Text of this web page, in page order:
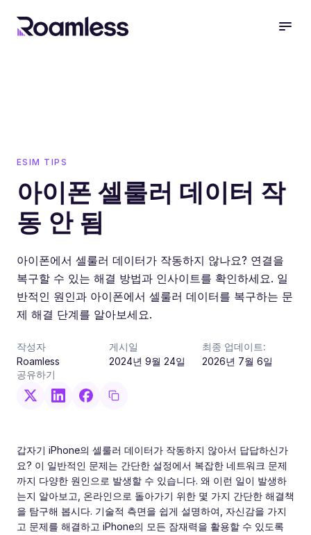
ESIM TIPS
아이폰 셀룰러 데이터 작
동 안 됨
아이폰에서 셀룰러 데이터가 작동하지 않나요? 연결을
복구할 수 있는 해결 방법과 인사이트를 확인하세요. 일
반적인 원인과 아이폰에서 셀룰러 데이터를 복구하는 문
제 해결 단계를 알아보세요.
작성자
Roamless
게시일
2024년 9월 24일
최종 업데이트:
2026년 7월 6일
공유하기
갑자기 iPhone의 셀룰러 데이터가 작동하지 않아서 답답하신가
요? 이 일반적인 문제는 간단한 설정에서 복잡한 네트워크 문제
까지 다양한 원인으로 발생할 수 있습니다. 왜 이런 일이 발생하
는지 알아보고, 온라인으로 돌아가기 위한 몇 가지 간단한 해결책
을 탐구해 봅시다. 기술적 측면을 쉽게 설명하여, 자신감을 가지
고 문제를 해결하고 iPhone의 모든 잠재력을 활용할 수 있도록